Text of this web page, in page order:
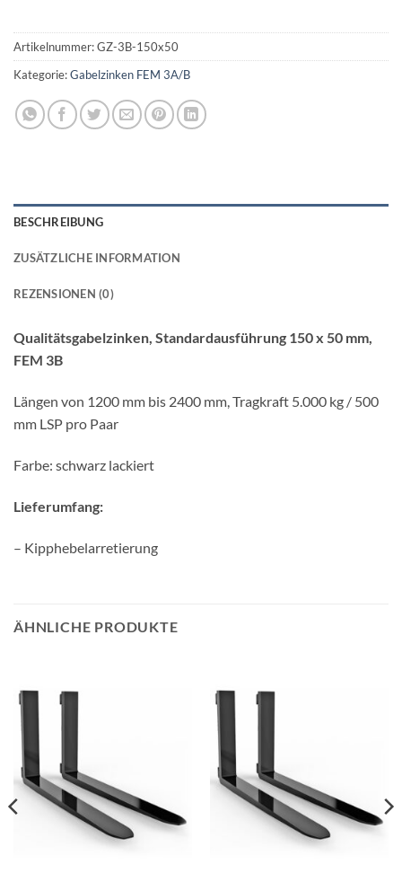
Artikelnummer:GZ-3B-150x50
Kategorie:Gabelzinken FEM 3A/B
BESCHREIBUNG
ZUSÄTZLICHE INFORMATION
REZENSIONEN (0)
Qualitätsgabelzinken, Standardausführung 150 x 50 mm,
FEM 3B
Längen von 1200 mm bis 2400 mm, Tragkraft 5.000 kg / 500
mm LSP pro Paar
Farbe: schwarz lackiert
Lieferumfang:
– Kipphebelarretierung
ÄHNLICHE PRODUKTE